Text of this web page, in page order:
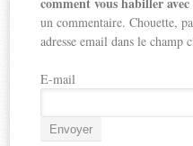
un commentaire. Chouette,
adresse email dans le champ
E-mail